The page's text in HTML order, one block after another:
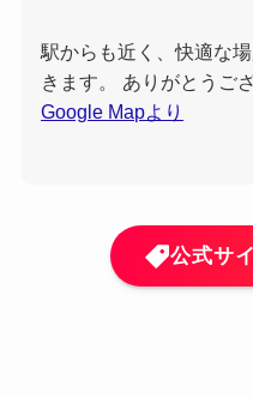
駅からも近く、快適な
きます。 ありがとうご
Google Mapより
公式サ